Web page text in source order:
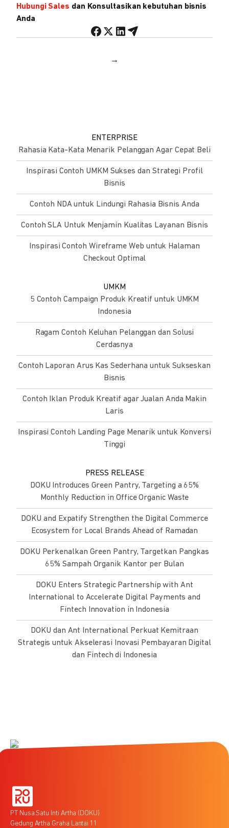
Hubungi Sales dan Konsultasikan kebutuhan bisnis
Anda
→
ENTERPRISE
Rahasia Kata-Kata Menarik Pelanggan Agar Cepat Beli
Inspirasi Contoh UMKM Sukses dan Strategi Profil
Bisnis
Contoh NDA untuk Lindungi Rahasia Bisnis Anda
Contoh SLA Untuk Menjamin Kualitas Layanan Bisnis
Inspirasi Contoh Wireframe Web untuk Halaman
Checkout Optimal
UMKM
5 Contoh Campaign Produk Kreatif untuk UMKM
Indonesia
Ragam Contoh Keluhan Pelanggan dan Solusi
Cerdasnya
Contoh Laporan Arus Kas Sederhana untuk Sukseskan
Bisnis
Contoh Iklan Produk Kreatif agar Jualan Anda Makin
Laris
Inspirasi Contoh Landing Page Menarik untuk Konversi
Tinggi
PRESS RELEASE
DOKU Introduces Green Pantry, Targeting a 65%
Monthly Reduction in Office Organic Waste
DOKU and Expatify Strengthen the Digital Commerce
Ecosystem for Local Brands Ahead of Ramadan
DOKU Perkenalkan Green Pantry, Targetkan Pangkas
65% Sampah Organik Kantor per Bulan
DOKU Enters Strategic Partnership with Ant
International to Accelerate Digital Payments and
Fintech Innovation in Indonesia
DOKU dan Ant International Perkuat Kemitraan
Strategis untuk Akselerasi Inovasi Pembayaran Digital
dan Fintech di Indonesia
PT Nusa Satu Inti Artha (DOKU)
Gedung Artha Graha Lantai 11